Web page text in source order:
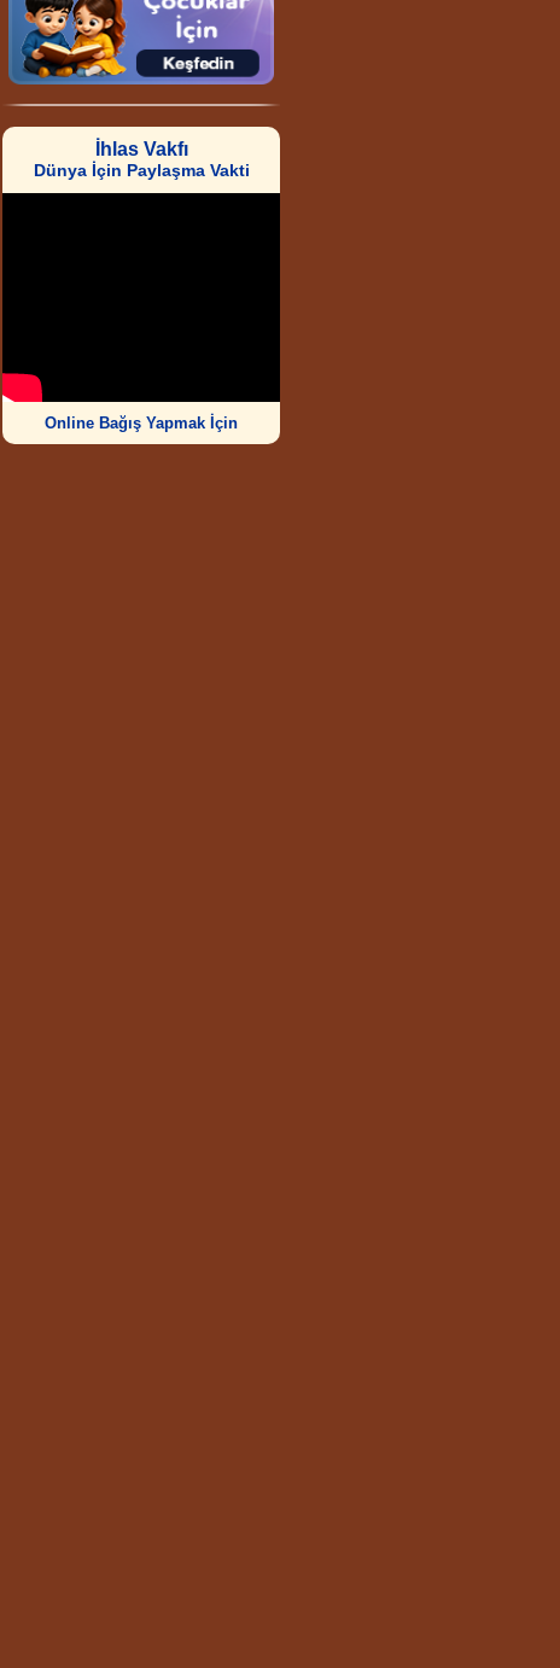
İhlas Vakfı
Dünya İçin Paylaşma Vakti
Online Bağış Yapmak İçin